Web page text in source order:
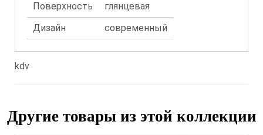
Поверхность
глянцевая
Дизайн
современный
kdv
Другие товары из этой коллекции